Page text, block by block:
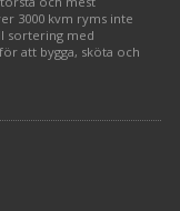
3000 kvm ryms inte
sortering med
att bygga, sköta och